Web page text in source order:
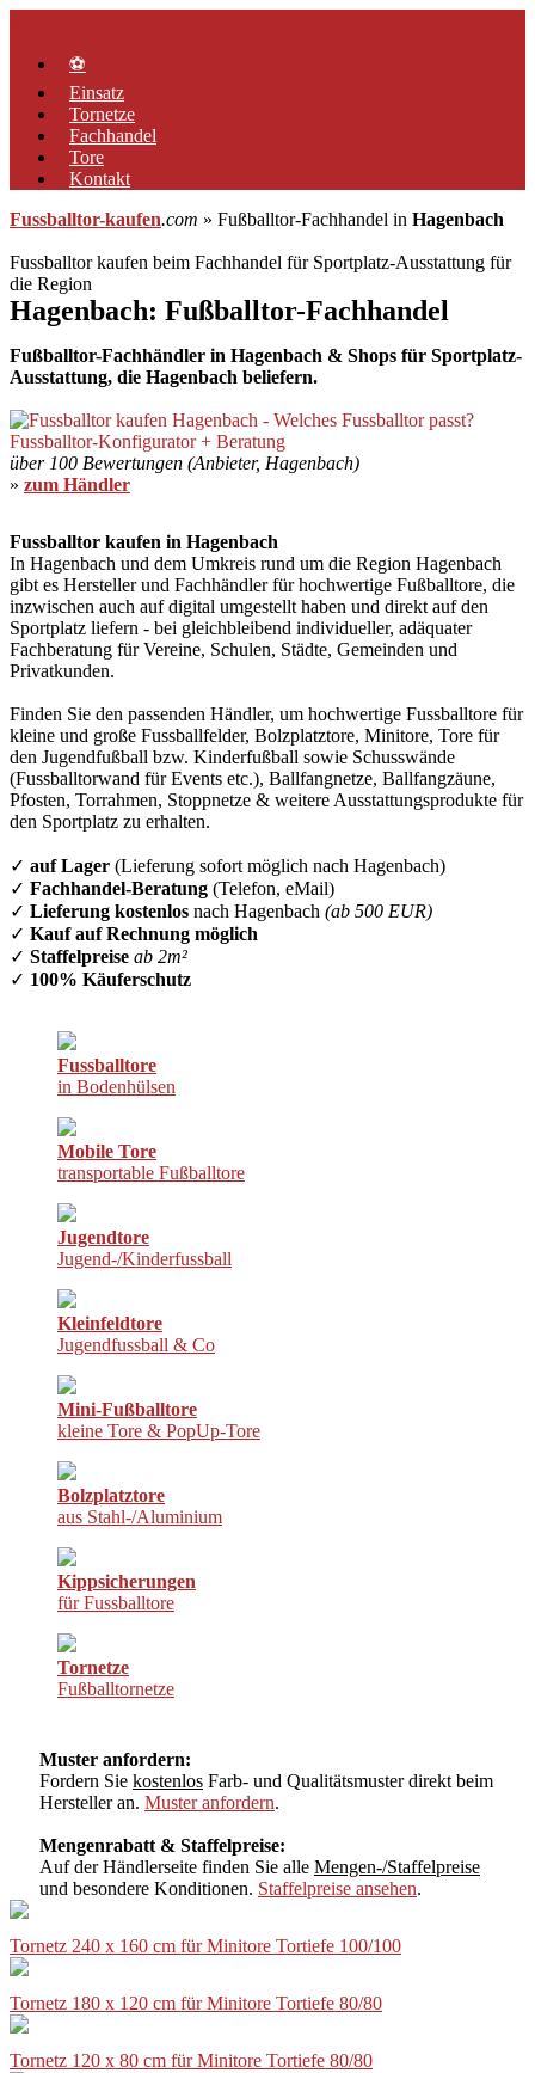
springen⚽
Einsatz
Tornetze
Fachhandel
Tore
Kontakt
Fussballtor-kaufen.com » Fußballtor-Fachhandel in Hagenbach
Fussballtor kaufen beim Fachhandel für Sportplatz-Ausstattung für
die Region
Hagenbach: Fußballtor-Fachhandel
Fußballtor-Fachhändler in Hagenbach & Shops für Sportplatz-
Ausstattung, die Hagenbach beliefern.
über 100 Bewertungen (Anbieter, Hagenbach)
» zum Händler
Fussballtor kaufen in Hagenbach
In Hagenbach und dem Umkreis rund um die Region Hagenbach
gibt es Hersteller und Fachhändler für hochwertige Fußballtore, die
inzwischen auch auf digital umgestellt haben und direkt auf den
Sportplatz liefern - bei gleichbleibend individueller, adäquater
Fachberatung für Vereine, Schulen, Städte, Gemeinden und
Privatkunden.
Finden Sie den passenden Händler, um hochwertige Fussballtore für
kleine und große Fussballfelder, Bolzplatztore, Minitore, Tore für
den Jugendfußball bzw. Kinderfußball sowie Schusswände
(Fussballtorwand für Events etc.), Ballfangnetze, Ballfangzäune,
Pfosten, Torrahmen, Stoppnetze & weitere Ausstattungsprodukte für
den Sportplatz zu erhalten.
✓ auf Lager (Lieferung sofort möglich nach Hagenbach)
✓ Fachhandel-Beratung (Telefon, eMail)
✓ Lieferung kostenlos nach Hagenbach (ab 500 EUR)
✓ Kauf auf Rechnung möglich
✓ Staffelpreise ab 2m²
✓ 100% Käuferschutz
Fussballtore
in Bodenhülsen
Mobile Tore
transportable Fußballtore
Jugendtore
Jugend-/Kinderfussball
Kleinfeldtore
Jugendfussball & Co
Mini-Fußballtore
kleine Tore & PopUp-Tore
Bolzplatztore
aus Stahl-/Aluminium
Kippsicherungen
für Fussballtore
Tornetze
Fußballtornetze
Muster anfordern:
Fordern Sie kostenlos Farb- und Qualitätsmuster direkt beim
Hersteller an. Muster anfordern.
Mengenrabatt & Staffelpreise:
Auf der Händlerseite finden Sie alle Mengen-/Staffelpreise
und besondere Konditionen. Staffelpreise ansehen.
Tornetz 240 x 160 cm für Minitore Tortiefe 100/100
Tornetz 180 x 120 cm für Minitore Tortiefe 80/80
Tornetz 120 x 80 cm für Minitore Tortiefe 80/80